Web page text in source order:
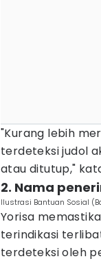
"Kurang lebih
terdeteksi judol
atau ditutup,"
2. Nama
Ilustrasi Bantuan Sosial
Yorisa
terindikasi
terdeteksi oleh